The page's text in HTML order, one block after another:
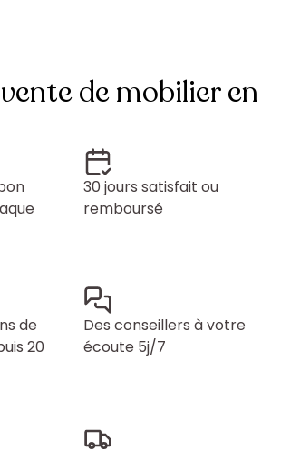
vente de mobilier en
30 jours satisfait ou
remboursé
de
20
Des conseillers à votre
écoute 5j/7